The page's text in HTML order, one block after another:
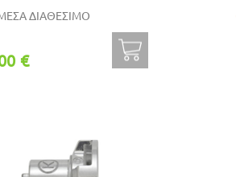
ΔΙΑΘΕΣΙΜΟ
€